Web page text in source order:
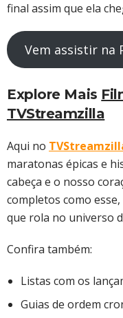
final assim que ela
Vem assistir na
Explore Mais
TVStreamzilla
Aqui no
maratonas épicas e
cabeça e o nosso
completos como
que rola no universo
Confira também:
Listas com os
Guias de ordem